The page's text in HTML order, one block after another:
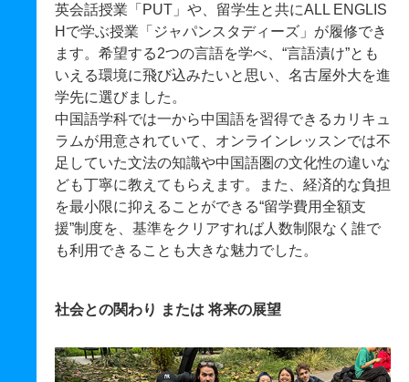
英会話授業「PUT」や、留学生と共にALL ENGLIS
Hで学ぶ授業「ジャパンスタディーズ」が履修でき
ます。希望する2つの言語を学べ、“言語漬け”とも
いえる環境に飛び込みたいと思い、名古屋外大を進
学先に選びました。
中国語学科では一から中国語を習得できるカリキュ
ラムが用意されていて、オンラインレッスンでは不
足していた文法の知識や中国語圏の文化性の違いな
ども丁寧に教えてもらえます。また、経済的な負担
を最小限に抑えることができる“留学費用全額支
援”制度を、基準をクリアすれば人数制限なく誰で
も利用できることも大きな魅力でした。
社会との関わり または 将来の展望